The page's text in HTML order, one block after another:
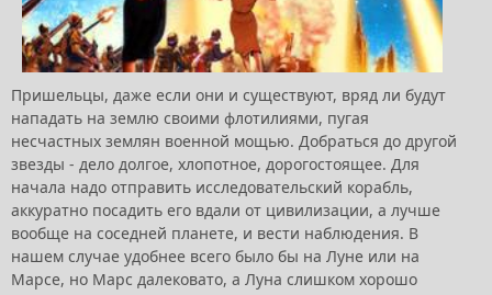
Пришельцы, даже если они и существуют, вряд ли будут
нападать на землю своими флотилиями, пугая
несчастных землян военной мощью. Добраться до другой
звезды - дело долгое, хлопотное, дорогостоящее. Для
начала надо отправить исследовательский корабль,
аккуратно посадить его вдали от цивилизации, а лучше
вообще на соседней планете, и вести наблюдения. В
нашем случае удобнее всего было бы на Луне или на
Марсе, но Марс далековато, а Луна слишком хорошо